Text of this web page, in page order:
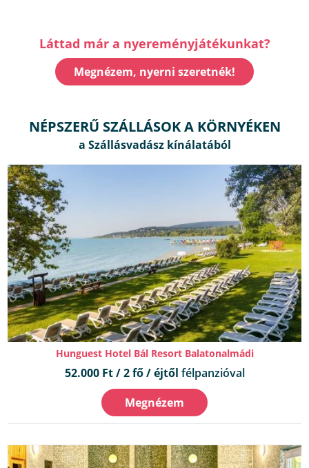
Láttad már a nyereményjátékunkat?
Megnézem, nyerni szeretnék!
NÉPSZERŰ SZÁLLÁSOK A KÖRNYÉKEN
Hunguest Hotel Bál Resort Balatonalmádi
52.000 Ft / 2 fő / éjtől félpanzióval
Megnézem